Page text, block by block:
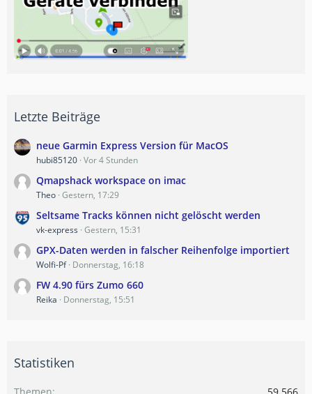
Letzte Beiträge
neue Garmin Express Version für MacOS
hubi85120 Vor 4 Stunden
Qmapshack workspace on imac
Theo Gestern, 17:29
Seltsame Tracks können nicht gelöscht werden
vk-express Gestern, 15:31
GPX-Daten werden in falscher Reihenfolge importiert
Wolfi-Pf Donnerstag, 16:18
FW 4.90 fürs Zumo 660
Reika Donnerstag, 15:51
Statistiken